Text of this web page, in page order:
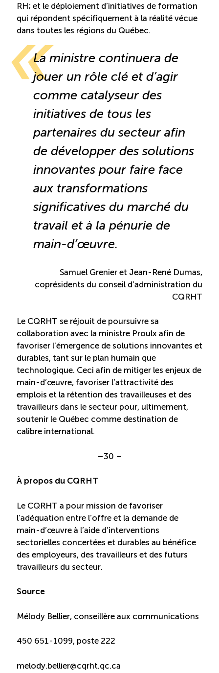
Norme entretien ménager
Boomerang
Saisonnalité
Chantier sur la saisonnalité
Bassins de main-d’oeuvre diversifiés
Devenir membre
Catalogue de formations en ligne
EN
INFOLETTRE
Facebook
LinkedInVimeo Recherche
RH; et le déploiement d’initiatives de formation
qui répondent spécifiquement à la réalité vécue
dans toutes les régions du Québec.
La ministre continuera de
jouer un rôle clé et d’agir
comme catalyseur des
initiatives de tous les
partenaires du secteur afin
de développer des solutions
innovantes pour faire face
aux transformations
significatives du marché du
travail et à la pénurie de
main-d’œuvre.
Samuel Grenier et Jean-René Dumas,
coprésidents du conseil d’administration du
CQRHT
Le CQRHT se réjouit de poursuivre sa
collaboration avec la ministre Proulx afin de
favoriser l’émergence de solutions innovantes et
durables, tant sur le plan humain que
technologique. Ceci afin de mitiger les enjeux de
main-d’œuvre, favoriser l’attractivité des
emplois et la rétention des travailleuses et des
travailleurs dans le secteur pour, ultimement,
soutenir le Québec comme destination de
calibre international.
–30 –
À propos du CQRHT
Le CQRHT a pour mission de favoriser
l’adéquation entre l’offre et la demande de
main-d’œuvre à l’aide d’interventions
sectorielles concertées et durables au bénéfice
des employeurs, des travailleurs et des futurs
travailleurs du secteur.
Source
Mélody Bellier, conseillère aux communications
450 651-1099, poste 222
melody.bellier@cqrht.qc.ca